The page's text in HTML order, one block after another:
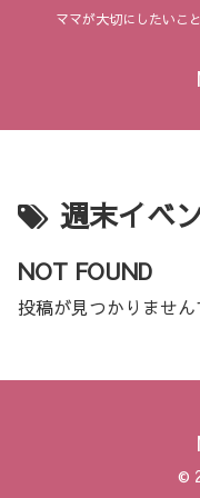
ママが大切にしたいこ
週末イベ
NOT FOUND
投稿が見つかりません
©